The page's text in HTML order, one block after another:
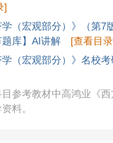
]
（宏观部分）》（第7
库】AI讲解
[查看目
（宏观部分）》名校
参考教材中高鸿业《
料。